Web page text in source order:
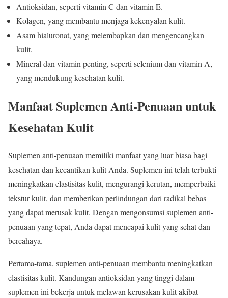
Antioksidan, seperti vitamin C dan vitamin E.
Kolagen, yang membantu menjaga kekenyalan kulit.
Asam hialuronat, yang melembapkan dan mengencangkan
kulit.
Mineral dan vitamin penting, seperti selenium dan vitamin A,
yang mendukung kesehatan kulit.
Manfaat Suplemen Anti-Penuaan untuk
Kesehatan Kulit
Suplemen anti-penuaan memiliki manfaat yang luar biasa bagi
kesehatan dan kecantikan kulit Anda. Suplemen ini telah terbukti
meningkatkan elastisitas kulit, mengurangi kerutan, memperbaiki
tekstur kulit, dan memberikan perlindungan dari radikal bebas
yang dapat merusak kulit. Dengan mengonsumsi suplemen anti-
penuaan yang tepat, Anda dapat mencapai kulit yang sehat dan
bercahaya.
Pertama-tama, suplemen anti-penuaan membantu meningkatkan
elastisitas kulit. Kandungan antioksidan yang tinggi dalam
suplemen ini bekerja untuk melawan kerusakan kulit akibat